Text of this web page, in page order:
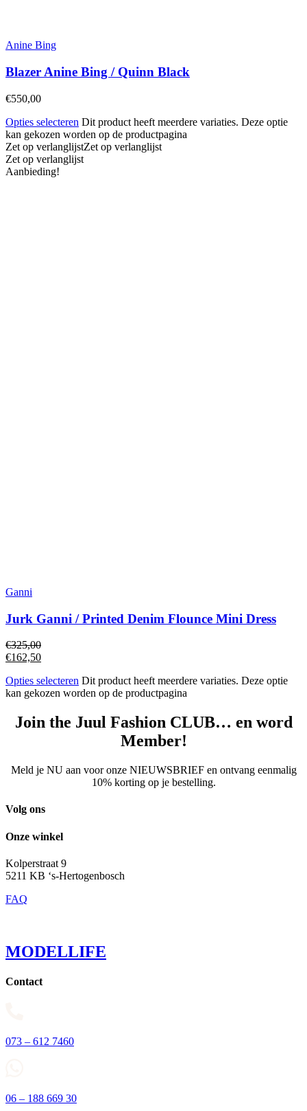
Anine Bing
Blazer Anine Bing / Quinn Black
€550,00
Opties selecteren Dit product heeft meerdere variaties. Deze optie
kan gekozen worden op de productpagina
Zet op verlanglijstZet op verlanglijst
Zet op verlanglijst
Aanbieding!
Ganni
Jurk Ganni / Printed Denim Flounce Mini Dress
€325,00
€162,50
Opties selecteren Dit product heeft meerdere variaties. Deze optie
kan gekozen worden op de productpagina
Join the Juul Fashion CLUB… en word
Member!
Meld je NU aan voor onze NIEUWSBRIEF en ontvang eenmalig
10% korting op je bestelling.
Volg ons
Onze winkel
Kolperstraat 9
5211 KB ‘s-Hertogenbosch
FAQ
MODELLIFE
Contact
073 – 612 7460
06 – 188 669 30